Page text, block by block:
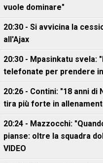
vuole dominare"
20:30 - Si avvicina la
all'Ajax
20:30 - Mpasinkatu svela:
telefonate per prendere
20:26 - Contini: "18 anni
tira più forte in
20:24 - Mazzocchi:
pianse: oltre la squadra
VIDEO